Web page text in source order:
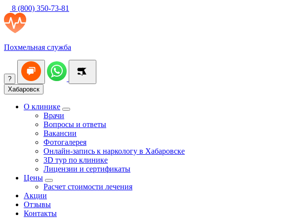
8 (800) 350-73-81
Похмельная служба
?
Хабаровск
О клинике
Врачи
Вопросы и ответы
Вакансии
Фотогалерея
Онлайн-запись к наркологу в Хабаровске
3D тур по клинике
Лицензии и сертификаты
Цены
Расчет стоимости лечения
Акции
Отзывы
Контакты